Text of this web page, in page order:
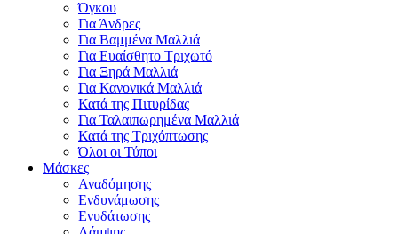
Όγκου
Για Άνδρες
Για Βαμμένα Μαλλιά
Για Ευαίσθητο Τριχωτό
Για Ξηρά Μαλλιά
Για Κανονικά Μαλλιά
Κατά της Πιτυρίδας
Για Ταλαιπωρημένα Μαλλιά
Κατά της Τριχόπτωσης
Όλοι οι Τύποι
Μάσκες
Αναδόμησης
Ενδυνάμωσης
Ενυδάτωσης